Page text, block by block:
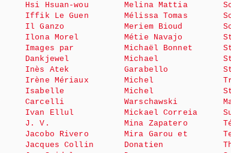
Hsi Hsuan-wou
Iffik Le Guen
Il Ganzo
Ilona Morel
Images par
Dankjewel
Inès Atek
Irène Mériaux
Isabelle
Carcelli
Ivan Ellul
J. V.
Jacobo Rivero
Jacques Collin
Melina Mattia
Mélissa Tomas
Meriem Bioud
Métie Navajo
Michaël Bonnet
Michael
Garabello
Michel
Michel
Warschawski
Mickael Correia
Mina Zapatero
Mira Garou et
Donatien